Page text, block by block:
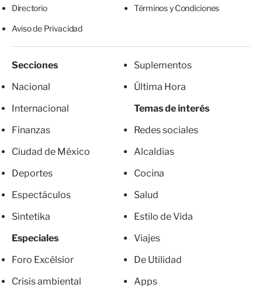
Directorio Términos y Condiciones
Aviso de Privacidad
Secciones
Nacional
Internacional
Finanzas
Ciudad de México
Deportes
Espectáculos
Sintetika
Especiales
Foro Excélsior
Crisis ambiental
Suplementos
Última Hora
Temas de interés
Redes sociales
Alcaldías
Cocina
Salud
Estilo de Vida
Viajes
De Utilidad
Apps